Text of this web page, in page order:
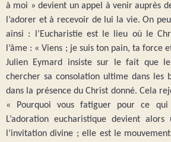
à moi » devient un appel à venir auprès
l’adorer et à recevoir de lui la vie. On
ainsi : l’Eucharistie est le lieu où le
l’âme : « Viens ; je suis ton pain, ta force
Julien Eymard insiste sur le fait que
chercher sa consolation ultime dans les
dans la présence du Christ donné. Cela
« Pourquoi vous fatiguer pour ce
L’adoration eucharistique devient
l’invitation divine ; elle est le